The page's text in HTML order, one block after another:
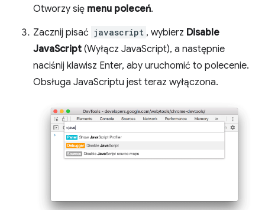
Otworzy się menu poleceń.
Zacznij pisać javascript , wybierz Disable
JavaScript (Wyłącz JavaScript), a następnie
naciśnij klawisz Enter, aby uruchomić to polecenie.
Obsługa JavaScriptu jest teraz wyłączona.